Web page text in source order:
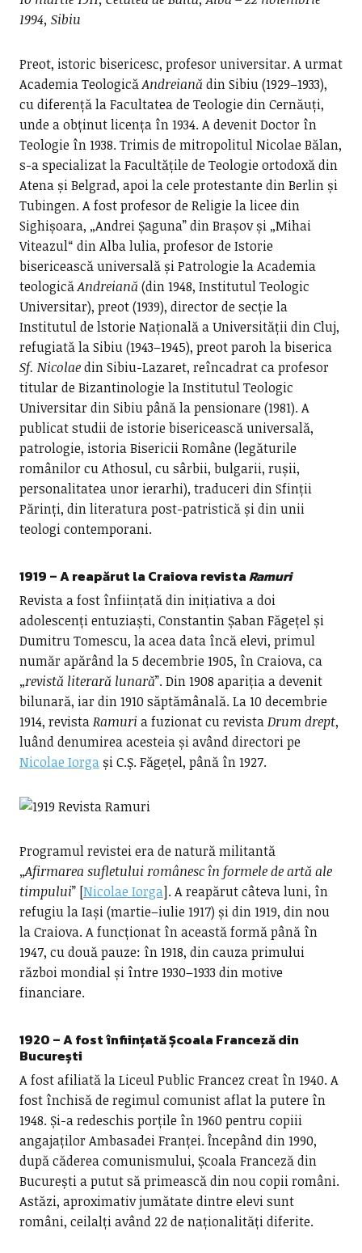
1994, Sibiu
Preot, istoric bisericesc, profesor universitar. A urmat
Academia TeologicăAndreiană din Sibiu (1929–1933),
cu diferență la Facultatea de Teologie din Cernăuți,
unde a obținut licența în 1934. A devenit Doctor în
Teologie în 1938. Trimis de mitropolitul Nicolae Bălan,
s-a specializat la Facultățile de Teologie ortodoxă din
Atena și Belgrad, apoi la cele protestante din Berlin și
Tubingen. A fost profesor de Religie la licee din
Sighișoara, „Andrei Șaguna” din Brașov și „Mihai
Viteazul“ din Alba lulia, profesor de Istorie
bisericească universală și Patrologie la Academia
teologicăAndreiană (din 1948, Institutul Teologic
Universitar), preot (1939), director de secție la
Institutul de lstorie Națională a Universității din Cluj,
refugiată la Sibiu (1943–1945), preot paroh la biserica
Sf. Nicolaedin Sibiu-Lazaret, reîncadrat ca profesor
titular de Bizantinologie la Institutul Teologic
Universitar din Sibiu până la pensionare (1981). A
publicat studii de istorie bisericească universală,
patrologie, istoria Bisericii Române (legăturile
românilor cu Athosul, cu sârbii, bulgarii, rușii,
personalitatea unor ierarhi), traduceri din Sfinții
Părinți, din literatura post-patristică și din unii
teologi contemporani.
1919 – A reapărut la Craiova revistaRamuri
Revista a fost înființată din inițiativa a doi
adolescenți entuziaști, Constantin Șaban Făgețel și
Dumitru Tomescu, la acea data încă elevi, primul
număr apărând la 5 decembrie 1905, în Craiova, ca
„revistă literară lunară”. Din 1908 apariția a devenit
bilunară, iar din 1910 săptămânală. La 10 decembrie
1914, revistaRamuri a fuzionat cu revistaDrum drept,
luând denumirea acesteia și având directori pe
Nicolae Iorgași C.Ș. Făgețel, până în 1927.
Programul revistei era de natură militantă
„Afirmarea sufletului românesc în formele de artă ale
timpului” [Nicolae Iorga]. A reapărut câteva luni, în
refugiu la Iași (martie–iulie 1917) și din 1919, din nou
la Craiova. A funcționat în această formă până în
1947, cu două pauze: în 1918, din cauza primului
război mondial și între 1930–1933 din motive
financiare.
1920 – A fost înființată Școala Franceză din
București
A fost afiliată la Liceul Public Francez creat în 1940. A
fost închisă de regimul comunist aflat la putere în
1948. Și-a redeschis porțile în 1960 pentru copiii
angajaților Ambasadei Franței. Începând din 1990,
după căderea comunismului, Școala Franceză din
București a putut să primească din nou copii români.
Astăzi, aproximativ jumătate dintre elevi sunt
români, ceilalți având 22 de naționalități diferite.